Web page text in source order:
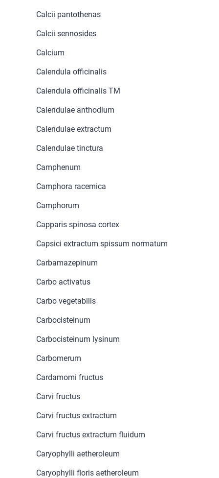
ustawienia wszystkich cookies klikając
AKCEPTUJĘ WSZYSTKIE
AKCEPTUJĘ WSZYSTKIE
Calcii pantothenas
Calcii sennosides
Calcium
Calendula officinalis
Calendula officinalis TM
Calendulae anthodium
Calendulae extractum
Calendulae tinctura
Camphenum
Camphora racemica
Camphorum
Capparis spinosa cortex
Capsici extractum spissum normatum
Carbamazepinum
Carbo activatus
Carbo vegetabilis
Carbocisteinum
Carbocisteinum lysinum
Carbomerum
Cardamomi fructus
Carvi fructus
Carvi fructus extractum
Carvi fructus extractum fluidum
Caryophylli aetheroleum
Caryophylli floris aetheroleum